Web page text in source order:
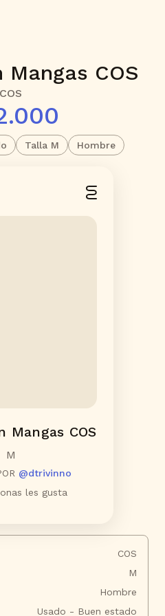
COS
COS
Talla M Hombre
Mangas COS
M
@dtrivinno
les gusta
COS
M
Hombre
Usado - Buen estado